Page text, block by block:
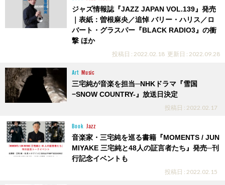
ジャズ情報誌『JAZZ JAPAN VOL.139』発売
｜表紙：曽根麻央／追悼 バリー・ハリス／ロ
バート・グラスパー『BLACK RADIO3』の衝
撃 ほか
投稿日 : 2022.02.18 更新日 : 2022.09.28
Art Music
三宅純が音楽を担当─NHKドラマ『雪国
−SNOW COUNTRY-』放送日決定
投稿日 : 2022.02.17
Book Jazz
音楽家・三宅純を巡る書籍『MOMENTS / JUN
MIYAKE 三宅純と48人の証言者たち』発売─刊
行記念イベントも
投稿日 : 2022.02.15